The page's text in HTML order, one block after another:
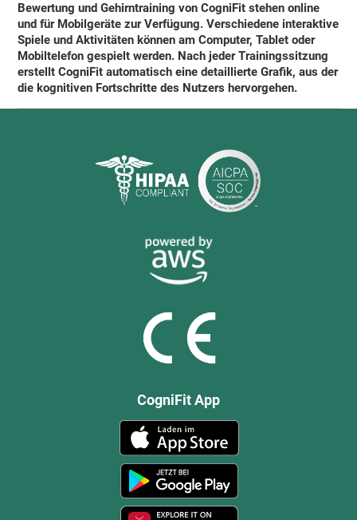
Bewertung und Gehirntraining von CogniFit stehen online
und für Mobilgeräte zur Verfügung. Verschiedene interaktive
Spiele und Aktivitäten können am Computer, Tablet oder
Mobiltelefon gespielt werden. Nach jeder Trainingssitzung
erstelltCogniFit automatisch eine detaillierte Grafik, aus der
die kognitiven Fortschritte des Nutzers hervorgehen.
CogniFit App